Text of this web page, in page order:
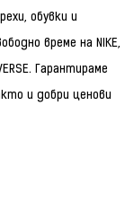
обувки и
време на NIKE,
Гарантираме
и добри ценови